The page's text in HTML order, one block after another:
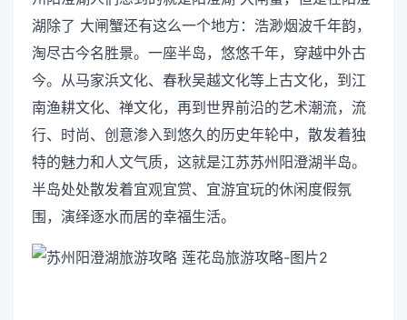
湖除了 大闸蟹还有这么一个地方：浩渺烟波千年韵，
淘尽古今名胜景。一座半岛，悠悠千年，穿越中外古
今。从马家浜文化、春秋吴越文化等上古文化，到江
南渔耕文化、禅文化，再到世界前沿的艺术潮流，流
行、时尚、创意渗入到悠久的历史年轮中，散发着独
特的魅力和人文气质，这就是江苏苏州阳澄湖半岛。
半岛处处散发着宜观宜赏、宜游宜玩的休闲度假氛
围，演绎逐水而居的幸福生活。